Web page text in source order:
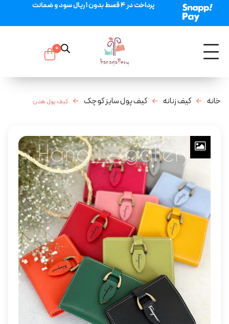
پرداخت در 4 قسط بدون 1 ریال سود و ضمانت
0
خانه کیف زنانه کیف پول سایز کوچک کیف پول هدن